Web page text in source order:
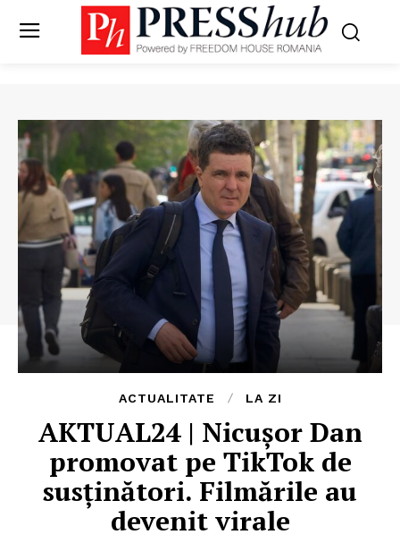
ACTUALITATE LA ZI
AKTUAL24 | Nicușor Dan
promovat pe TikTok de
susținători. Filmările au
devenit virale